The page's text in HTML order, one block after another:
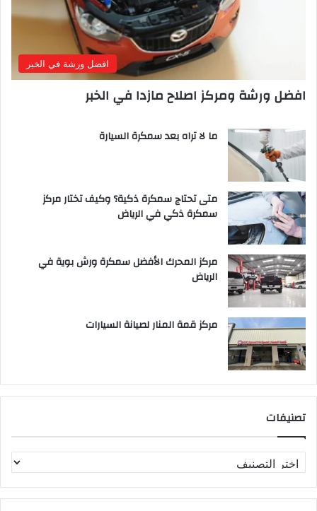
افضل ورشة في الخبر
افضل ورشة ومركز اصلاح مازدا في الخبر
ما لا تراه بعد سمكرة السيارة
متى تحتاج سمكرة ذكية؟ وكيف تختار مركز
سمكرة ذكي في الرياض
مركز المحرك الأفضل سمكرة ورش بوية في
الرياض
مركز قمة المنار لصيانة السيارات
تصنيفات
ص
ن